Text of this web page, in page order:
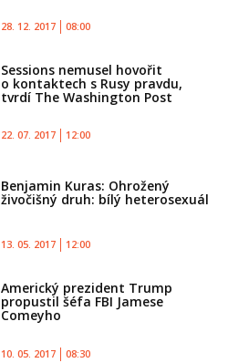
28. 12. 2017 08:00
Sessions nemusel hovořit
o kontaktech s Rusy pravdu,
tvrdí The Washington Post
22. 07. 2017 12:00
Benjamin Kuras: Ohrožený
živočišný druh: bílý heterosexuál
13. 05. 2017 12:00
Americký prezident Trump
propustil šéfa FBI Jamese
Comeyho
10. 05. 2017 08:30